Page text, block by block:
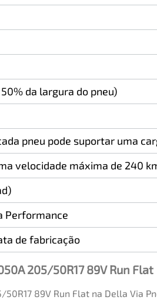
da largura do pneu)
pneu pode suportar uma
velocidade máxima de 240
Performance
de fabricação
205/50R17 89V Run Flat
89V Run Flat na Della Via